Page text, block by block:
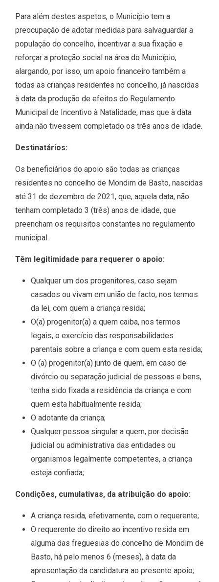
Para além destes aspetos, o Município tem a
preocupação de adotar medidas para salvaguardar a
população do concelho, incentivar a sua fixação e
reforçar a proteção social na área do Município,
alargando, por isso, um apoio financeiro também a
todas as crianças residentes no concelho, já nascidas
à data da produção de efeitos do Regulamento
Municipal de Incentivo à Natalidade, mas que à data
ainda não tivessem completado os três anos de idade.
Destinatários:
Os beneficiários do apoio são todas as crianças
residentes no concelho de Mondim de Basto, nascidas
até 31 de dezembro de 2021, que, aquela data, não
tenham completado 3 (três) anos de idade, que
preencham os requisitos constantes no regulamento
municipal.
Têm legitimidade para requerer o apoio:
Qualquer um dos progenitores, caso sejam
casados ou vivam em união de facto, nos termos
da lei, com quem a criança resida;
O(a) progenitor(a) a quem caiba, nos termos
legais, o exercício das responsabilidades
parentais sobre a criança e com quem esta resida;
O (a) progenitor(a) junto de quem, em caso de
divórcio ou separação judicial de pessoas e bens,
tenha sido fixada a residência da criança e com
quem esta habitualmente resida;
O adotante da criança;
Qualquer pessoa singular a quem, por decisão
judicial ou administrativa das entidades ou
organismos legalmente competentes, a criança
esteja confiada;
Condições, cumulativas, da atribuição do apoio:
A criança resida, efetivamente, com o requerente;
O requerente do direito ao incentivo resida em
alguma das freguesias do concelho de Mondim de
Basto, há pelo menos 6 (meses), à data da
apresentação da candidatura ao presente apoio;